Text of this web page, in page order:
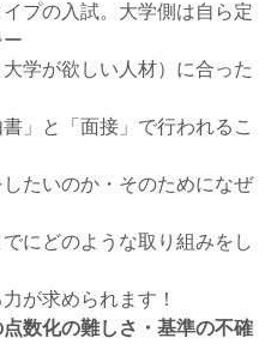
の入試。大学側は自ら定
が欲しい人材）に合った
と「面接」で行われるこ
いのか・そのためになぜ
どのような取り組みをし
求められます！
数化の難しさ・基準の不確